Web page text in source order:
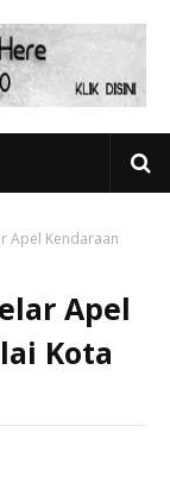
Apel Kendaraan
Apel
Kota